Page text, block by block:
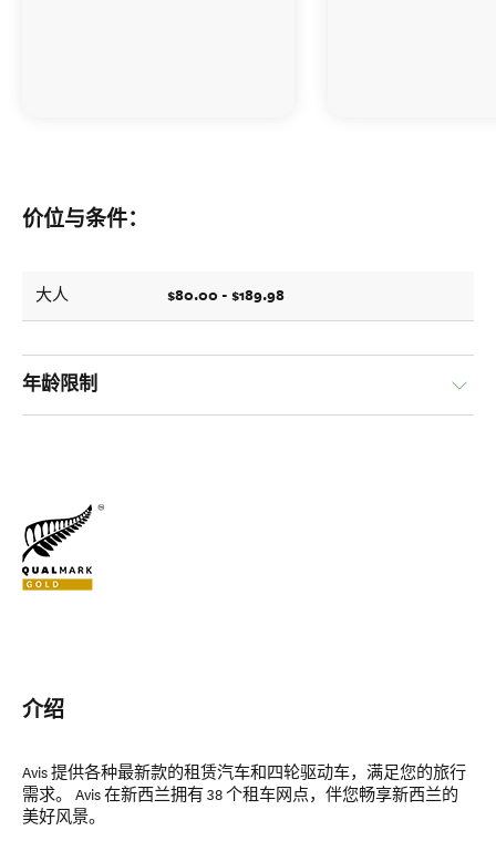
价位与条件：
大人 $80.00 - $189.98
年龄限制
介绍
Avis 提供各种最新款的租赁汽车和四轮驱动车，满足您的旅行
需求。 Avis 在新西兰拥有 38 个租车网点，伴您畅享新西兰的
美好风景。